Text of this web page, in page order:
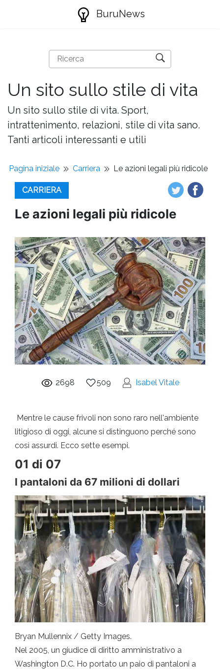
BuruNews
Un sito sullo stile di vita
Un sito sullo stile di vita. Sport,
intrattenimento, relazioni, stile di vita sano.
Tanti articoli interessanti e utili
Pagina iniziale Carriera Le azioni legali più ridicole
CARRIERA
Le azioni legali più ridicole
2698 509 Isabel Vitale
Mentre le cause frivoli non sono raro nell'ambiente
litigioso di oggi, alcune si distinguono perché sono
così assurdi. Ecco sette esempi.
01 di 07
I pantaloni da 67 milioni di dollari
Bryan Mullennix / Getty Images.
Nel 2005, un giudice di diritto amministrativo a
Washington D.C. Ho portato un paio di pantaloni a